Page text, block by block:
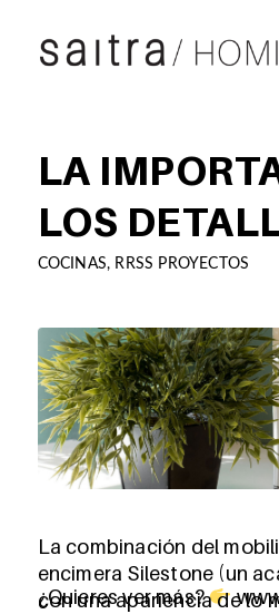
LA
LOS
COCINAS, RRSS PROYECTOS
La combinación del
encimera Silestone (un
con una apariencia de lo
¿Quieres ver más?